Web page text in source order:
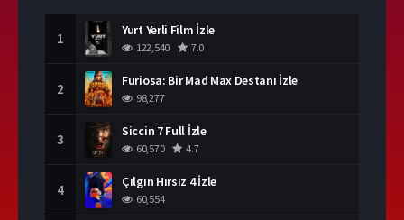
1 Yurt Yerli Film İzle
122,540 7.0
2 Furiosa: Bir Mad Max Destanı İzle
98,277
3 Siccin 7 Full İzle
60,570 4.7
4 Çılgın Hırsız 4 İzle
60,554